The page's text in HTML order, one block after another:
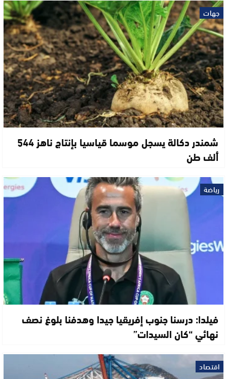
جهات
شمندر دكالة يسجل موسما قياسيا بإنتاج ناهز 544
ألف طن
رياضة
فيلدا: درسنا جنوب إفريقيا جيدا وهدفنا بلوغ نصف
نهائي “كان السيدات”
اقتصاد